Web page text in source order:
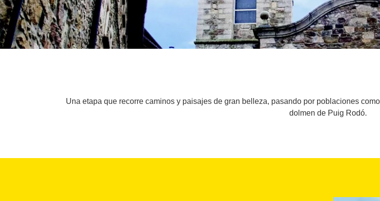
Una etapa que recorre caminos y paisajes de gran belleza, pasando por poblaciones
dolmen de Puig Rodó.